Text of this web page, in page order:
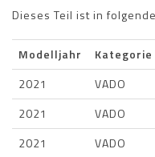
Dieses Teil ist in
Modelljahr Kategorie
2021
VADO
2021
VADO
2021
VADO